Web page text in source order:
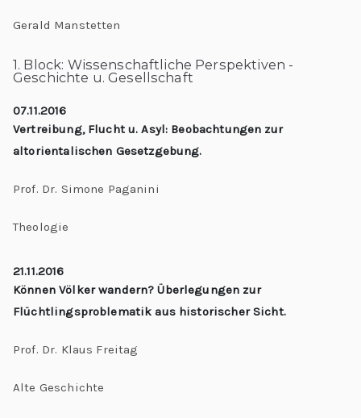
Gerald Manstetten
1. Block: Wissenschaftliche Perspektiven -
Geschichte u. Gesellschaft
07.11.2016
Vertreibung, Flucht u. Asyl: Beobachtungen zur
altorientalischen Gesetzgebung.
Prof. Dr. Simone Paganini
Theologie
21.11.2016
Können Völker wandern? Überlegungen zur
Flüchtlingsproblematik aus historischer Sicht.
Prof. Dr. Klaus Freitag
Alte Geschichte